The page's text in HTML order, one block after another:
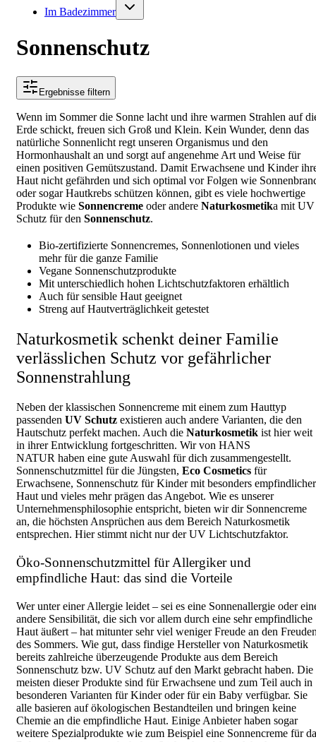
Im Badezimmer
Sonnenschutz
Ergebnisse filtern
Wenn im Sommer die Sonne lacht und ihre warmen Strahlen auf
Erde schickt, freuen sich Groß und Klein. Kein Wunder, denn das
natürliche Sonnenlicht regt unseren Organismus und den
Hormonhaushalt an und sorgt auf angenehme Art und Weise für
einen positiven Gemütszustand. Damit Erwachsene und Kinder
Haut nicht gefährden und sich optimal vor Folgen wie
oder sogar Hautkrebs schützen können, gibt es viele hochwertige
Produkte wie Sonnencreme oder andere Naturkosmetika mit UV
Schutz für den Sonnenschutz.
Bio-zertifizierte Sonnencremes, Sonnenlotionen und vieles
mehr für die ganze Familie
Vegane Sonnenschutzprodukte
Mit unterschiedlich hohen Lichtschutzfaktoren erhältlich
Auch für sensible Haut geeignet
Streng auf Hautverträglichkeit getestet
Naturkosmetik schenkt deiner Familie
verlässlichen Schutz vor gefährlicher
Sonnenstrahlung
Neben der klassischen Sonnencreme mit einem zum Hauttyp
passenden UV Schutz existieren auch andere Varianten, die den
Hautschutz perfekt machen. Auch die Naturkosmetik ist hier weit
in ihrer Entwicklung fortgeschritten. Wir von HANS
NATUR haben eine gute Auswahl für dich zusammengestellt.
Sonnenschutzmittel für die Jüngsten, Eco Cosmetics für
Erwachsene, Sonnenschutz für Kinder mit besonders empfindlicher
Haut und vieles mehr prägen das Angebot. Wie es unserer
Unternehmensphilosophie entspricht, bieten wir dir Sonnencreme
an, die höchsten Ansprüchen aus dem Bereich Naturkosmetik
entsprechen. Hier stimmt nicht nur der UV Lichtschutzfaktor.
Öko-Sonnenschutzmittel für Allergiker und
empfindliche Haut: das sind die Vorteile
Wer unter einer Allergie leidet – sei es eine Sonnenallergie oder
andere Sensibilität, die sich vor allem durch eine sehr empfindliche
Haut äußert – hat mitunter sehr viel weniger Freude an den
des Sommers. Wie gut, dass findige Hersteller von Naturkosmetik
bereits zahlreiche überzeugende Produkte aus dem Bereich
Sonnenschutz bzw. UV Schutz auf den Markt gebracht haben. Die
meisten dieser Produkte sind für Erwachsene und zum Teil auch in
besonderen Varianten für Kinder oder für ein Baby verfügbar. Sie
alle basieren auf ökologischen Bestandteilen und bringen keine
Chemie an die empfindliche Haut. Einige Anbieter haben sogar
weitere Spezialprodukte wie zum Beispiel eine Sonnencreme für